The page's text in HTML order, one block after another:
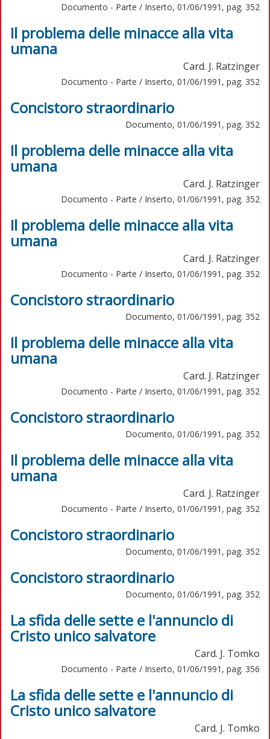
Documento - Parte / Inserto, 01/06/1991, pag. 352
Il problema delle minacce alla vita
umana
Card. J. Ratzinger
Documento - Parte / Inserto, 01/06/1991, pag. 352
Concistoro straordinario
Documento, 01/06/1991, pag. 352
Il problema delle minacce alla vita
umana
Card. J. Ratzinger
Documento - Parte / Inserto, 01/06/1991, pag. 352
Il problema delle minacce alla vita
umana
Card. J. Ratzinger
Documento - Parte / Inserto, 01/06/1991, pag. 352
Concistoro straordinario
Documento, 01/06/1991, pag. 352
Il problema delle minacce alla vita
umana
Card. J. Ratzinger
Documento - Parte / Inserto, 01/06/1991, pag. 352
Concistoro straordinario
Documento, 01/06/1991, pag. 352
Il problema delle minacce alla vita
umana
Card. J. Ratzinger
Documento - Parte / Inserto, 01/06/1991, pag. 352
Concistoro straordinario
Documento, 01/06/1991, pag. 352
Concistoro straordinario
Documento, 01/06/1991, pag. 352
La sfida delle sette e l'annuncio di
Cristo unico salvatore
Card. J. Tomko
Documento - Parte / Inserto, 01/06/1991, pag. 356
La sfida delle sette e l'annuncio di
Cristo unico salvatore
Card. J. Tomko